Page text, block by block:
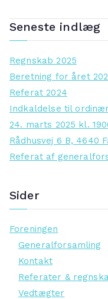
Seneste indlæg
Regnskab 2025
Beretning for året
Referat 2024
Indkaldelse til
24. marts 2025 kl.
Rådhusvej 6 B, 4640
Referat af
Sider
Foreningen
Generalforsamling
Kontakt
Referater &
Vedtægter